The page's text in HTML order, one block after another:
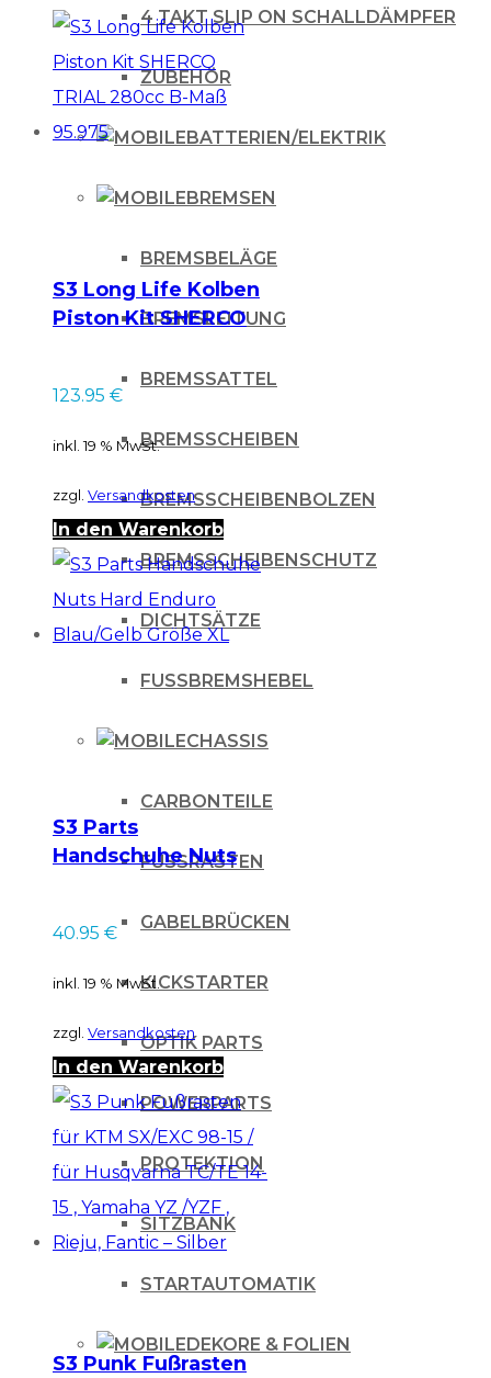
4 TAKT SLIP ON SCHALLDÄMPFER
ZUBEHÖR
BATTERIEN/ELEKTRIK
BREMSEN
BREMSBELÄGE
BREMSLEITUNG
BREMSSATTEL
BREMSSCHEIBEN
BREMSSCHEIBENBOLZEN
BREMSSCHEIBENSCHUTZ
DICHTSÄTZE
FUSSBREMSHEBEL
CHASSIS
CARBONTEILE
FUSSRASTEN
GABELBRÜCKEN
KICKSTARTER
OPTIK PARTS
POWERPARTS
PROTEKTION
SITZBANK
STARTAUTOMATIK
DEKORE & FOLIEN
S3 Long Life Kolben
Piston Kit SHERCO
123.95 €
inkl. 19 % MwSt.
zzgl. Versandkosten
In den Warenkorb
S3 Parts
Handschuhe Nuts
Blau/Gelb Größe XL
40.95 €
inkl. 19 % MwSt.
zzgl. Versandkosten
In den Warenkorb
S3 Punk Fußrasten